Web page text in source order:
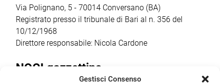
Via Polignano, 5 - 70014 Conversano (BA)
Registrato presso il tribunale di Bari al n. 356 del
10/12/1968
Direttore responsabile: Nicola Cardone
NOCI gazzettino
Gestisci Consenso